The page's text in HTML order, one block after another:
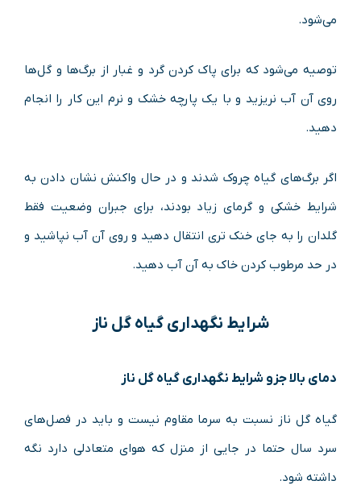
می‌شود.
توصیه می‌شود که برای پاک کردن گرد و غبار از برگ‌ها و گل‌ها
روی آن آب نریزید و با یک پارچه خشک و نرم این کار را انجام
دهید.
اگر برگ‌های گیاه چروک شدند و در حال واکنش نشان دادن به
شرایط خشکی و گرمای زیاد بودند، برای جبران وضعیت فقط
گلدان را به جای خنک تری انتقال دهید و روی آن آب نپاشید و
در حد مرطوب کردن خاک به آن آب دهید.
شرایط نگهداری گیاه گل ناز
دمای بالا جزو شرایط نگهداری گیاه گل ناز
گیاه گل ناز نسبت به سرما مقاوم نیست و باید در فصل‌های
سرد سال حتما در جایی از منزل که هوای متعادلی دارد نگه
داشته شود.